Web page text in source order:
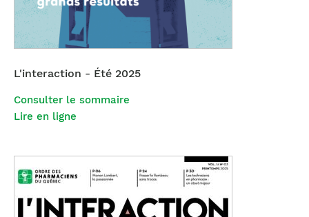
L'interaction - Été 2025
Consulter le sommaire
Lire en ligne